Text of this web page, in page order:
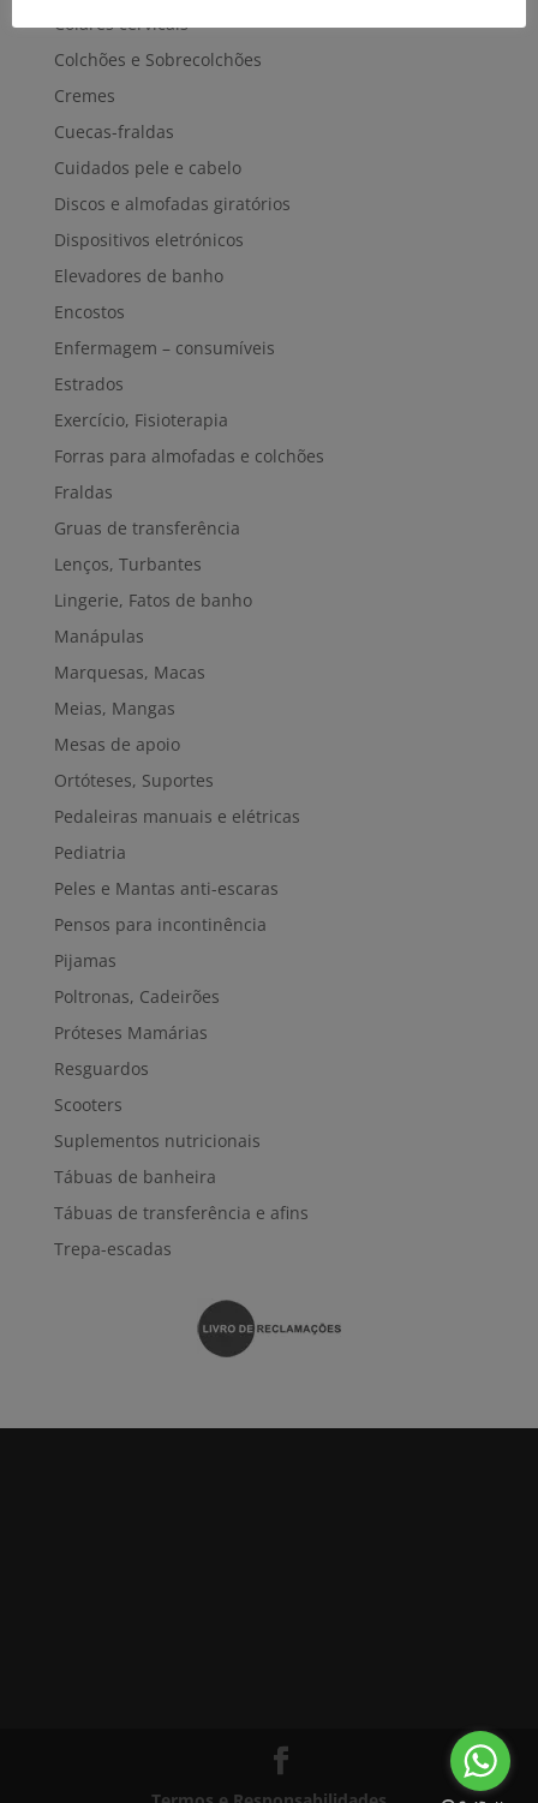
Colares cervicais
Colchões e Sobrecolchões
Cremes
Cuecas-fraldas
Cuidados pele e cabelo
Discos e almofadas giratórios
Dispositivos eletrónicos
Elevadores de banho
Encostos
Enfermagem – consumíveis
Estrados
Exercício, Fisioterapia
Forras para almofadas e colchões
Fraldas
Gruas de transferência
Lenços, Turbantes
Lingerie, Fatos de banho
Manápulas
Marquesas, Macas
Meias, Mangas
Mesas de apoio
Ortóteses, Suportes
Pedaleiras manuais e elétricas
Pediatria
Peles e Mantas anti-escaras
Pensos para incontinência
Pijamas
Poltronas, Cadeirões
Próteses Mamárias
Resguardos
Scooters
Suplementos nutricionais
Tábuas de banheira
Tábuas de transferência e afins
Trepa-escadas